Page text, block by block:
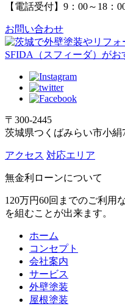
【電話受付】9：00～18：
お問い合わせ
〒300-2445
茨城県つくばみらい市小絹
アクセス 対応エリア
無金利ローンについて
120万円60回までのご利用
を組むことが出来ます。
ホーム
コンセプト
会社案内
サービス
外壁塗装
屋根塗装